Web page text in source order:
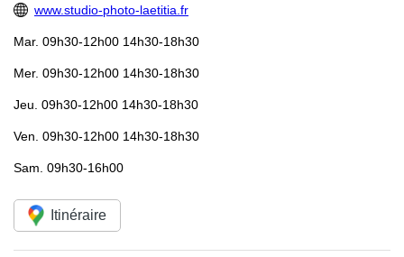
www.studio-photo-laetitia.fr
Mar. 09h30-12h00 14h30-18h30
Mer. 09h30-12h00 14h30-18h30
Jeu. 09h30-12h00 14h30-18h30
Ven. 09h30-12h00 14h30-18h30
Sam. 09h30-16h00
Itinéraire